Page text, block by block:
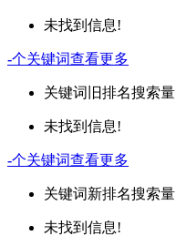
未找到信息!
-个关键词查看更多
关键词 旧排名搜索量
未找到信息!
-个关键词查看更多
关键词新排名搜索量
未找到信息!